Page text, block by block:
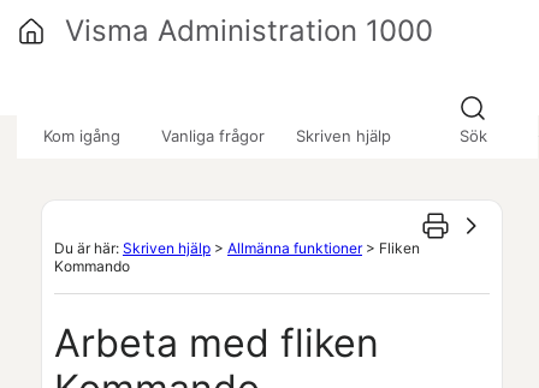
Kom igång Vanliga frågor Skriven hjälp Sök
Visma Administration 1000
Du är här: Skriven hjälp > Allmänna funktioner> Fliken
Kommando
Arbeta med fliken